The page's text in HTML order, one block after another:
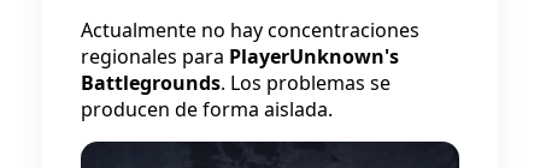
Actualmente no hay concentraciones
regionales para PlayerUnknown's
Battlegrounds. Los problemas se
producen de forma aislada.